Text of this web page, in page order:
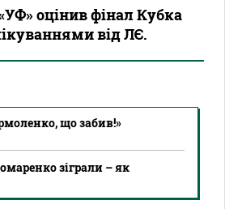
оцінив фінал Кубка
від ЛЄ.
що забив!»
зіграли – як